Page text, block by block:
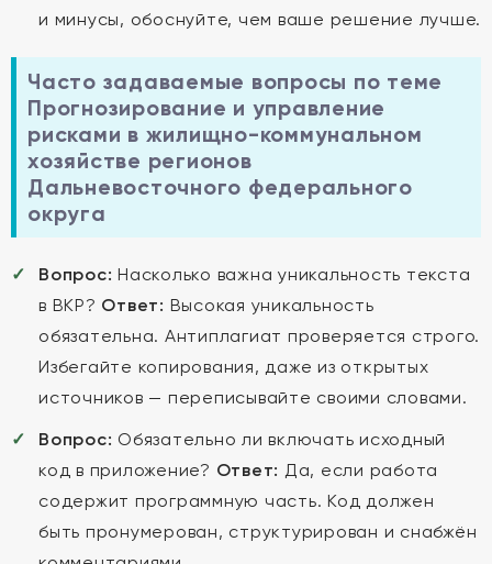
и минусы, обоснуйте, чем ваше решение лучше.
Часто задаваемые вопросы по теме
Прогнозирование и управление
рисками в жилищно-коммунальном
хозяйстве регионов
Дальневосточного федерального
округа
Вопрос: Насколько важна уникальность текста
в ВКР? Ответ: Высокая уникальность
обязательна. Антиплагиат проверяется строго.
Избегайте копирования, даже из открытых
источников — переписывайте своими словами.
Вопрос: Обязательно ли включать исходный
код в приложение? Ответ: Да, если работа
содержит программную часть. Код должен
быть пронумерован, структурирован и снабжён